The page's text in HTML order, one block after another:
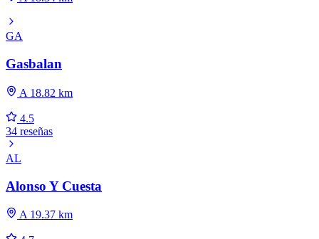
GA
Gasbalan
A 18.82 km
4.5
34 reseñas
AL
Alonso Y Cuesta
A 19.37 km